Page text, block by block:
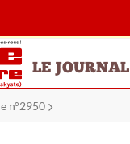
LE JOURNAL
n°2950